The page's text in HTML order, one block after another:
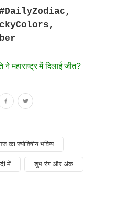
महाराष्ट्र में दिलाई जीत?
का ज्योतिषीय भविष्य
में शुभ रंग और अंक